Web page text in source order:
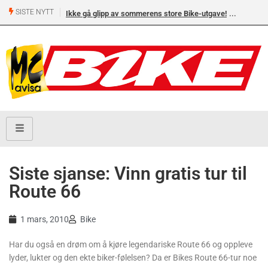
SISTE NYTT Ikke gå glipp av sommerens store Bike-utgave!
Siste sjanse: Vinn gratis tur til
Route 66
1 mars, 2010 Bike
Har du også en drøm om å kjøre legendariske Route 66 og oppleve
lyder, lukter og den ekte biker-følelsen? Da er Bikes Route 66-tur noe